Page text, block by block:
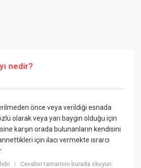
nedir?
önce veya verildiği esnada
olarak veya yarı baygın olduğu için
karşın orada bulunanların kendisini
için ilacı vermekte ısrarcı
|Cevabın tamamını burada okuyun: